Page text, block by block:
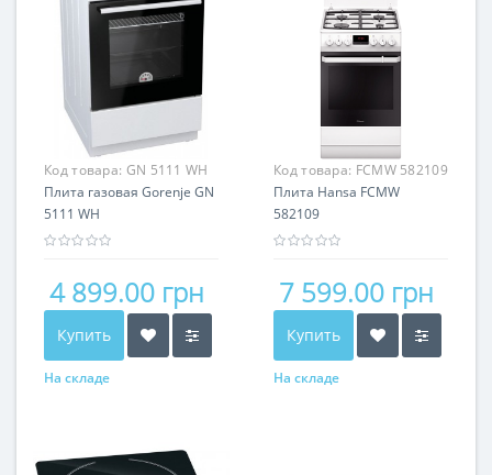
Код товара: GN 5111 WH
Плита газовая Gorenje GN
5111 WH
4 899.00 грн
Купить
На складе
Код товара: FCMW 582109
Плита Hansa FCMW
582109
7 599.00 грн
Купить
На складе